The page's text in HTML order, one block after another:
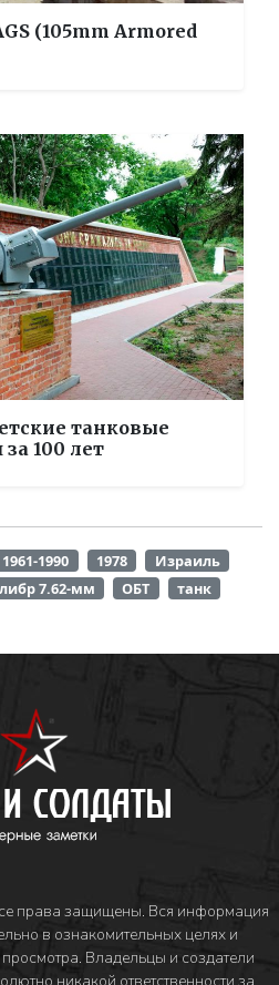
(105mm Armored
танковые
100 лет
1961-1990 1978
Израиль
7.62-мм ОБТ танк
права защищены. Вся информация
в ознакомительных целях и
Владельцы и создатели